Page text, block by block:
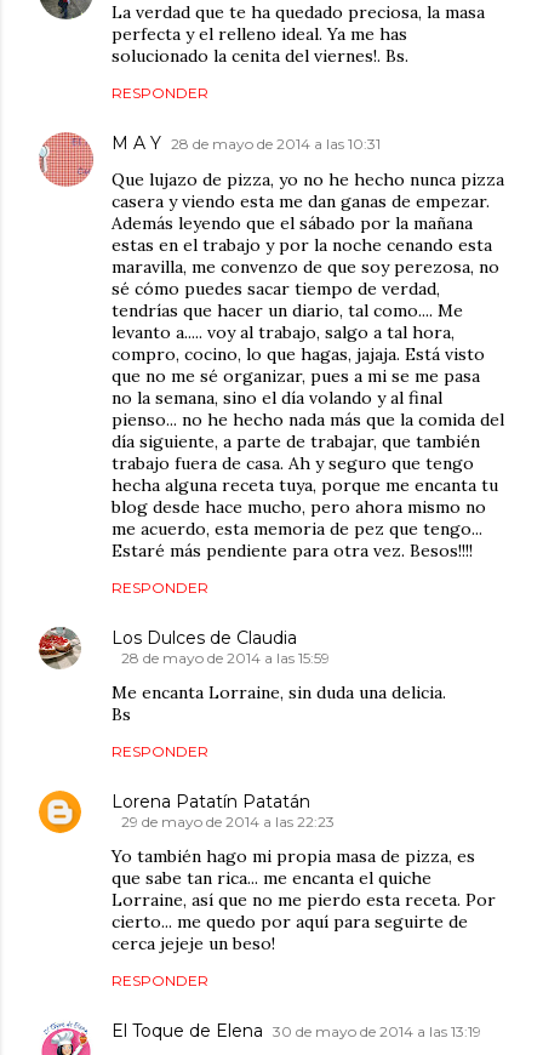
La verdad que te ha quedado preciosa, la masa
perfecta y el relleno ideal. Ya me has
solucionado la cenita del viernes!. Bs.
RESPONDER
M A Y 28 de mayo de 2014 a las 10:31
Que lujazo de pizza, yo no he hecho nunca pizza
casera y viendo esta me dan ganas de empezar.
Además leyendo que el sábado por la mañana
estas en el trabajo y por la noche cenando esta
maravilla, me convenzo de que soy perezosa, no
sé cómo puedes sacar tiempo de verdad,
tendrías que hacer un diario, tal como.... Me
levanto a..... voy al trabajo, salgo a tal hora,
compro, cocino, lo que hagas, jajaja. Está visto
que no me sé organizar, pues a mi se me pasa
no la semana, sino el día volando y al final
pienso... no he hecho nada más que la comida del
día siguiente, a parte de trabajar, que también
trabajo fuera de casa. Ah y seguro que tengo
hecha alguna receta tuya, porque me encanta tu
blog desde hace mucho, pero ahora mismo no
me acuerdo, esta memoria de pez que tengo...
Estaré más pendiente para otra vez. Besos!!!!
RESPONDER
Los Dulces de Claudia
28 de mayo de 2014 a las 15:59
Me encanta Lorraine, sin duda una delicia.
Bs
RESPONDER
Lorena Patatín Patatán
29 de mayo de 2014 a las 22:23
Yo también hago mi propia masa de pizza, es
que sabe tan rica... me encanta el quiche
Lorraine, así que no me pierdo esta receta. Por
cierto... me quedo por aquí para seguirte de
cerca jejeje un beso!
RESPONDER
El Toque de Elena 30 de mayo de 2014 a las 13:19